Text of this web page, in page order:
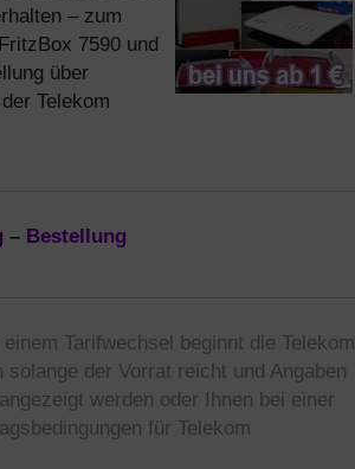
– zum
7590 und
über
Telekom
– Bestellung
Tarifwechsel beginnt die Telekom
der Vorrat reicht und Angaben
werden oder Ihnen bei einer
für Telekom